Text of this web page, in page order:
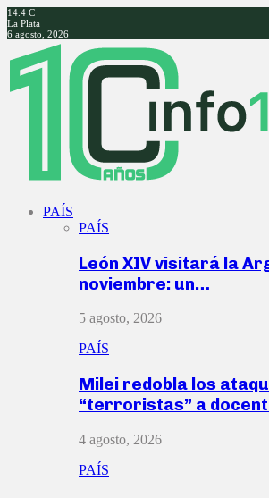
14.4 C
La Plata
6 agosto, 2026
Facebook
Twitter
Instagram
Youtube
PAÍS
PAÍS
León XIV visitará la
noviembre: un…
5 agosto, 2026
PAÍS
Milei redobla los
“terroristas” a
4 agosto, 2026
PAÍS